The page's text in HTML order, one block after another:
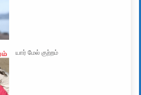
யார் மேல் குற்றம்